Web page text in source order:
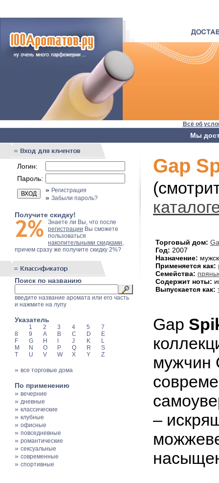
Всё об
Мы
Логин:
Пароль:
» Регистрация
» Забыли пароль?
Получите скидку!
Знаете ли Вы, что после
регистрации Вы сможете
пользоваться
накопительными скидками,
причем сразу же получите скидку 2%?
Поиск по названию
введите название аромата или его часть
и нажмите на лупу
Указатель
1 2 3 4 5
7
8
9 A B C D
E
F
G H J K
L
M
N O P Q R
S
T
U V W X Y Z
» все торговые дома
По применению
» вечерние
» дневные
» классические
» клубные
» офисные
» повседневные
» романтические
» сексуальные
» современные
» спортивные
Gap
Торговый дом:
Год: 2007
Назначение:
Применяется как:
Семейства:
Содержит ноты:
Выпускается как:
Gap
мужчин
–